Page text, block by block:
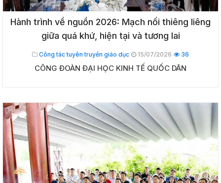
Hành trình về nguồn 2026: Mạch nối thiêng liêng
giữa quá khứ, hiện tại và tương lai
Công tác tuyên truyền giáo dục 15/07/2026 36
CÔNG ĐOÀN ĐẠI HỌC KINH TẾ QUỐC DÂN